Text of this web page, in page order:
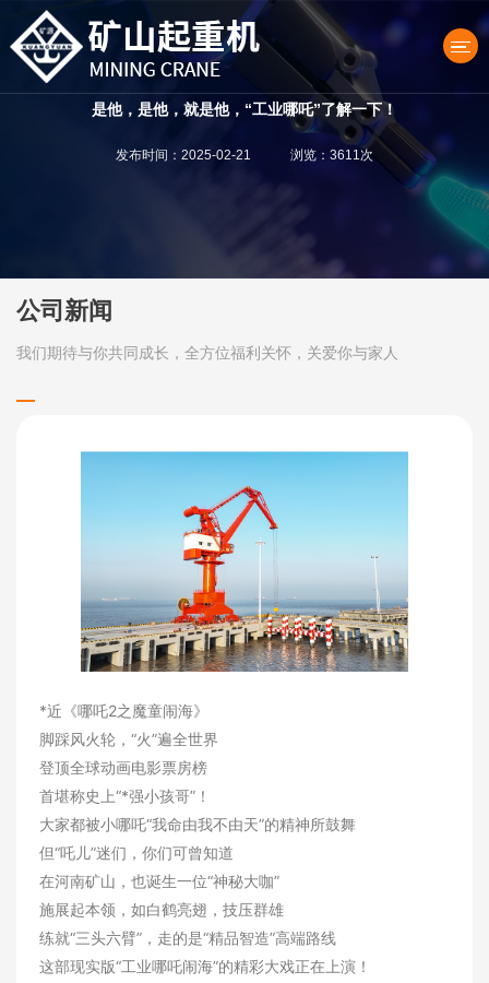
产品中心
关于我们
是他，是他，就是他，“工业哪吒”了解一下！
发布时间：2025-02-21 浏览：3611次
公司新闻
我们期待与你共同成长，全方位福利关怀，关爱你与家人
*近《哪吒2之魔童闹海》
脚踩风火轮，“火”遍全世界
登顶全球动画电影票房榜
首堪称史上“*强小孩哥”！
大家都被小哪吒“我命由我不由天”的精神所鼓舞
但“吒儿”迷们，你们可曾知道
在河南矿山，也诞生一位“神秘大咖”
施展起本领，如白鹤亮翅，技压群雄
练就“三头六臂”，走的是“精品智造”高端路线
这部现实版“工业哪吒闹海”的精彩大戏正在上演！